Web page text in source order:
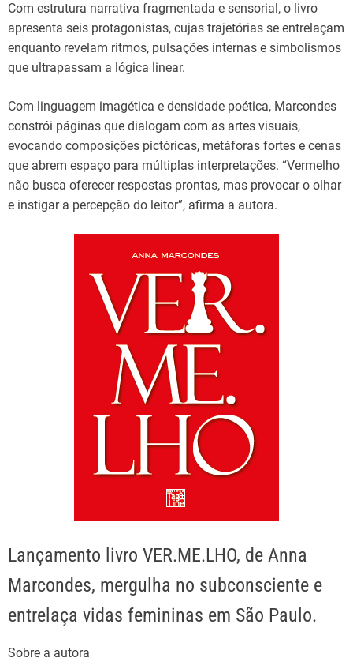
Com estrutura narrativa fragmentada e sensorial, o livro
apresenta seis protagonistas, cujas trajetórias se entrelaçam
enquanto revelam ritmos, pulsações internas e simbolismos
que ultrapassam a lógica linear.
Com linguagem imagética e densidade poética, Marcondes
constrói páginas que dialogam com as artes visuais,
evocando composições pictóricas, metáforas fortes e cenas
que abrem espaço para múltiplas interpretações. “Vermelho
não busca oferecer respostas prontas, mas provocar o olhar
e instigar a percepção do leitor”, afirma a autora.
Lançamento livro VER.ME.LHO, de Anna
Marcondes, mergulha no subconsciente e
entrelaça vidas femininas em São Paulo.
Sobre a autora